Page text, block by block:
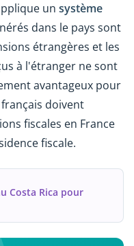
un système
dans le pays sont
étrangères et les
à l'étranger ne sont
avantageux pour
doivent
fiscales en France
fiscale.
Costa Rica pour